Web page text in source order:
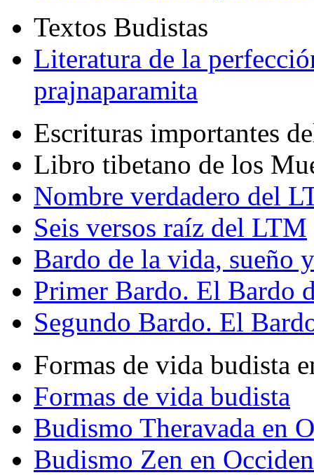
Textos Budistas
Literatura de la
prajnaparamita
Escrituras importantes
Libro tibetano de los
Nombre verdadero del
Seis versos raíz del LTM
Bardo de la vida, sueño
Primer Bardo. El Bardo
Segundo Bardo. El
Formas de vida budista
Formas de vida budista
Budismo Theravada en
Budismo Zen en